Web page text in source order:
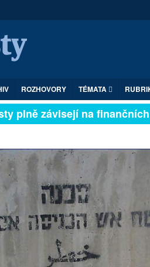
ROZHOVORY TÉMATA
plně závisejí na finančních